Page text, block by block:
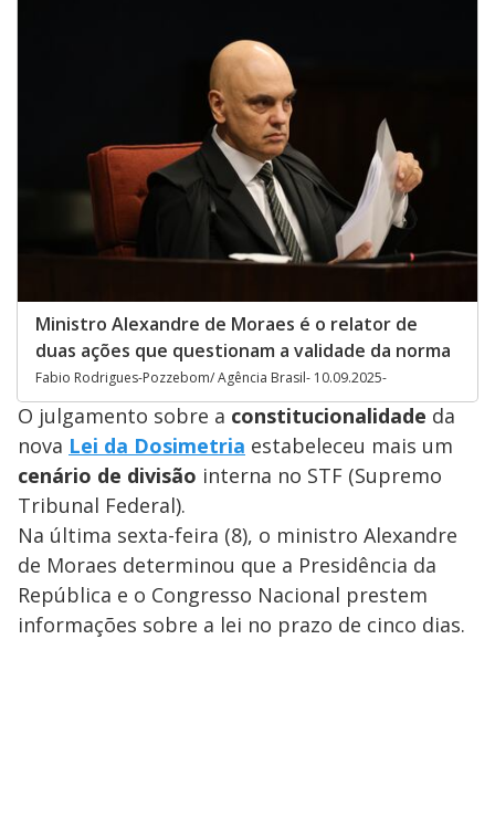
Ministro Alexandre de Moraes é o relator de
duas ações que questionam a validade da norma
Fabio Rodrigues-Pozzebom/ Agência Brasil- 10.09.2025-
O julgamento sobre a constitucionalidade da
nova Lei da Dosimetria estabeleceu mais um
cenário de divisão interna no STF (Supremo
Tribunal Federal).
Na última sexta-feira (8), o ministro Alexandre
de Moraes determinou que a Presidência da
República e o Congresso Nacional prestem
informações sobre a lei no prazo de cinco dias.